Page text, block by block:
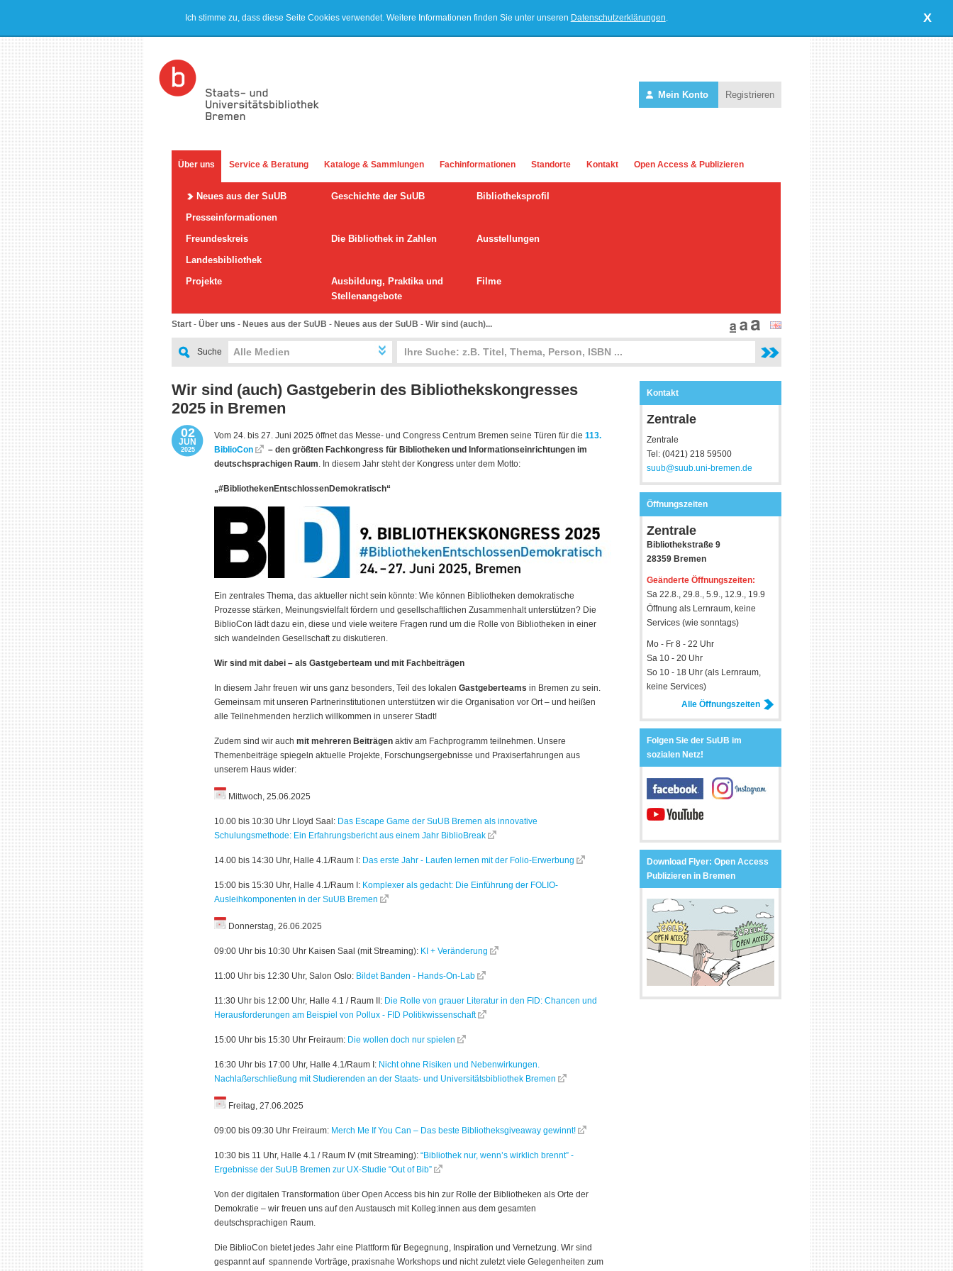
Ich stimme zu, dass diese Seite Cookies verwendet. Weitere Informationen finden Sie unter unseren Datenschutzerklärungen. X
Mein Konto Registrieren
Über uns Service & Beratung Kataloge & Sammlungen Fachinformationen Standorte Kontakt Open Access & Publizieren
Neues aus der SuUB Geschichte der SuUB
Bibliotheksprofil
Presseinformationen
Freundeskreis
Die Bibliothek in Zahlen
Ausstellungen
Landesbibliothek
Projekte
Ausbildung, Praktika und
Stellenangebote
Filme
Start - Über uns - Neues aus der SuUB - Neues aus der SuUB - Wir sind (auch)...
Suche Alle Medien
Wir sind (auch) Gastgeberin des Bibliothekskongresses
2025 in Bremen
02
JUN
2025
Vom 24. bis 27. Juni 2025 öffnet das Messe- und Congress Centrum Bremen seine Türen für die 113.
BiblioCon
– den größten Fachkongress für Bibliotheken und Informationseinrichtungen im
deutschsprachigen Raum. In diesem Jahr steht der Kongress unter dem Motto:
„#BibliothekenEntschlossenDemokratisch“
Ein zentrales Thema, das aktueller nicht sein könnte: Wie können Bibliotheken demokratische
Prozesse stärken, Meinungsvielfalt fördern und gesellschaftlichen Zusammenhalt unterstützen? Die
BiblioCon lädt dazu ein, diese und viele weitere Fragen rund um die Rolle von Bibliotheken in einer
sich wandelnden Gesellschaft zu diskutieren.
Wir sind mit dabei – als Gastgeberteam und mit Fachbeiträgen
In diesem Jahr freuen wir uns ganz besonders, Teil des lokalen Gastgeberteams in Bremen zu sein.
Gemeinsam mit unseren Partnerinstitutionen unterstützen wir die Organisation vor Ort – und heißen
alle Teilnehmenden herzlich willkommen in unserer Stadt!
Zudem sind wir auch mit mehreren Beiträgen aktiv am Fachprogramm teilnehmen. Unsere
Themenbeiträge spiegeln aktuelle Projekte, Forschungsergebnisse und Praxiserfahrungen aus
unserem Haus wider:
Mittwoch, 25.06.2025
10.00 bis 10:30 Uhr Lloyd Saal: Das Escape Game der SuUB Bremen als innovative
Schulungsmethode: Ein Erfahrungsbericht aus einem Jahr BiblioBreak
14.00 bis 14:30 Uhr, Halle 4.1/Raum I: Das erste Jahr - Laufen lernen mit der Folio-Erwerbung
15:00 bis 15:30 Uhr, Halle 4.1/Raum I: Komplexer als gedacht: Die Einführung der FOLIO-
Ausleihkomponenten in der SuUB Bremen
Donnerstag, 26.06.2025
09:00 Uhr bis 10:30 Uhr Kaisen Saal (mit Streaming): KI + Veränderung
11:00 Uhr bis 12:30 Uhr, Salon Oslo: Bildet Banden - Hands-On-Lab
11:30 Uhr bis 12:00 Uhr, Halle 4.1 / Raum II: Die Rolle von grauer Literatur in den FID: Chancen und
Herausforderungen am Beispiel von Pollux - FID Politikwissenschaft
15:00 Uhr bis 15:30 Uhr Freiraum: Die wollen doch nur spielen
16:30 Uhr bis 17:00 Uhr, Halle 4.1/Raum I: Nicht ohne Risiken und Nebenwirkungen.
Nachlaßerschließung mit Studierenden an der Staats- und Universitätsbibliothek Bremen
Freitag, 27.06.2025
09:00 bis 09:30 Uhr Freiraum: Merch Me If You Can – Das beste Bibliotheksgiveaway gewinnt!
10:30 bis 11 Uhr, Halle 4.1 / Raum IV (mit Streaming): “Bibliothek nur, wenn’s wirklich brennt” -
Ergebnisse der SuUB Bremen zur UX-Studie “Out of Bib”
Von der digitalen Transformation über Open Access bis hin zur Rolle der Bibliotheken als Orte der
Demokratie – wir freuen uns auf den Austausch mit Kolleg:innen aus dem gesamten
deutschsprachigen Raum.
Die BiblioCon bietet jedes Jahr eine Plattform für Begegnung, Inspiration und Vernetzung. Wir sind
gespannt auf spannende Vorträge, praxisnahe Workshops und nicht zuletzt viele Gelegenheiten zum
Kontakt
Zentrale
Zentrale
Tel: (0421) 218 59500
suub@suub.uni-bremen.de
Öffnungszeiten
Zentrale
Bibliothekstraße 9
28359 Bremen
Geänderte Öffnungszeiten:
Sa 22.8., 29.8., 5.9., 12.9., 19.9
Öffnung als Lernraum, keine
Services (wie sonntags)
Mo - Fr 8 - 22 Uhr
Sa 10 - 20 Uhr
So 10 - 18 Uhr (als Lernraum,
keine Services)
Alle Öffnungszeiten
Folgen Sie der SuUB im
sozialen Netz!
Download Flyer: Open Access
Publizieren in Bremen